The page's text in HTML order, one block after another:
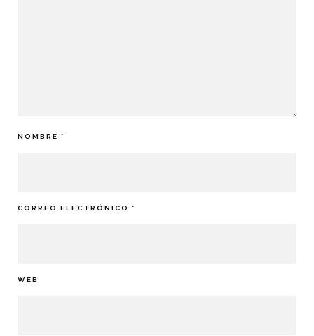
NOMBRE *
CORREO ELECTRÓNICO *
WEB